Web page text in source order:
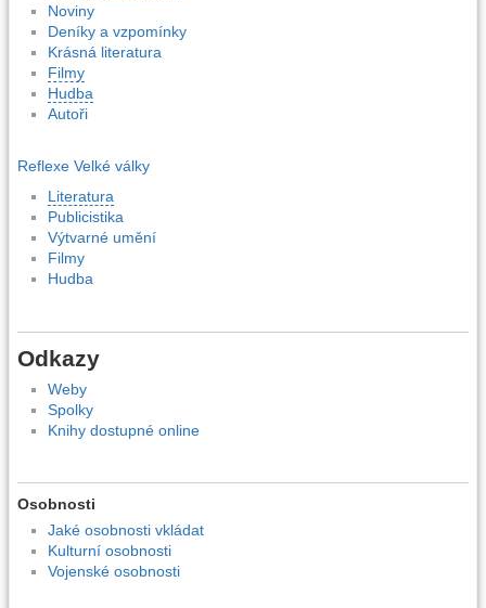
Noviny
Deníky a vzpomínky
Krásná literatura
Filmy
Hudba
Autoři
Reflexe Velké války
Literatura
Publicistika
Výtvarné umění
Filmy
Hudba
Odkazy
Weby
Spolky
Knihy dostupné online
Osobnosti
Jaké osobnosti vkládat
Kulturní osobnosti
Vojenské osobnosti